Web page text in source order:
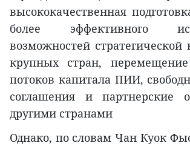
высококачественная
более эффективного
возможностей стратегической
крупных стран,
потоков капитала ПИИ,
соглашения и партнерские
другими странами
Однако, по словам Чан Куок